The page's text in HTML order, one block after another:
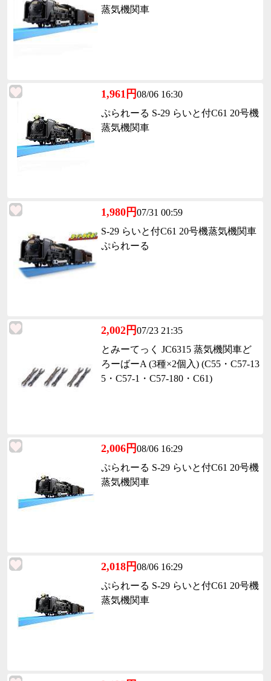
蒸気機関車
1,961円08/06 16:30
ぷられーる S-29 らいと付C61 20号機
蒸気機関車
1,980円07/31 00:59
S-29 らいと付C61 20号機蒸気機関車
ぷられーる
2,002円07/23 21:35
とみーてっく JC6315 蒸気機関車ど
ろーばーA (3種×2個入) (C55・C57-13
5・C57-1・C57-180・C61)
2,006円08/06 16:29
ぷられーる S-29 らいと付C61 20号機
蒸気機関車
2,018円08/06 16:29
ぷられーる S-29 らいと付C61 20号機
蒸気機関車